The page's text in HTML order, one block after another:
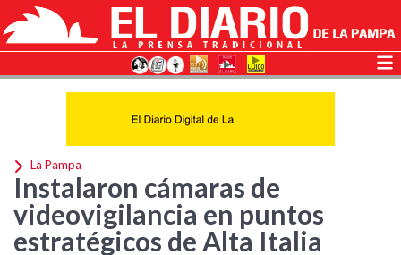
La Pampa
Instalaron cámaras de
videovigilancia en puntos
estratégicos de Alta Italia